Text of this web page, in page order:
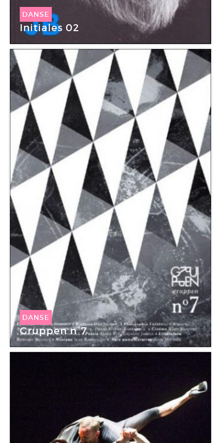
DANSE
Initiales 02
DANSE
Gruppen n°7